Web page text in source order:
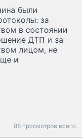
были
за
в состоянии
ДТП и за
лицом, не
и
88 просмотров всего.